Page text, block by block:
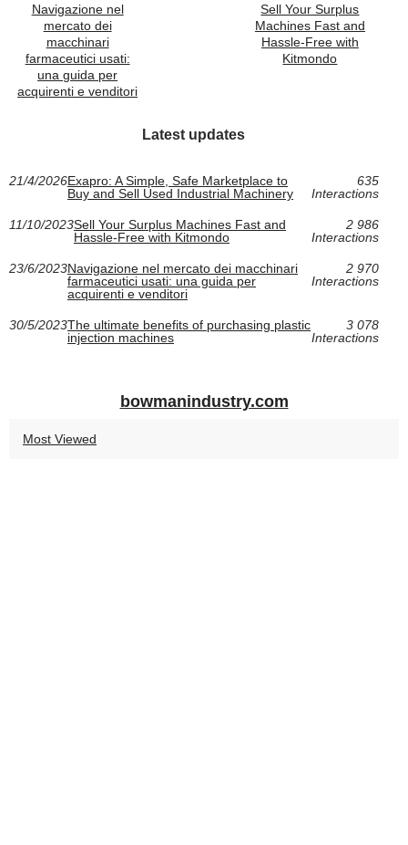
Navigazione nel
mercato dei
macchinari
farmaceutici usati:
una guida per
acquirenti e venditori
Sell Your Surplus
Machines Fast and
Hassle-Free with
Kitmondo
Latest updates
21/4/2026Exapro: A Simple, Safe Marketplace to
Buy and Sell Used Industrial Machinery
635
Interactions
11/10/2023Sell Your Surplus Machines Fast and
Hassle-Free with Kitmondo
2 986
Interactions
23/6/2023Navigazione nel mercato dei macchinari
farmaceutici usati: una guida per
acquirenti e venditori
2 970
Interactions
30/5/2023The ultimate benefits of purchasing plastic
injection machines
3 078
Interactions
bowmanindustry.com
Most Viewed